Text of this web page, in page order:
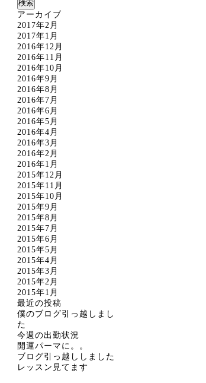
アーカイブ
2017年2月
2017年1月
2016年12月
2016年11月
2016年10月
2016年9月
2016年8月
2016年7月
2016年6月
2016年5月
2016年4月
2016年3月
2016年2月
2016年1月
2015年12月
2015年11月
2015年10月
2015年9月
2015年8月
2015年7月
2015年6月
2015年5月
2015年4月
2015年3月
2015年2月
2015年1月
最近の投稿
僕のブログ引っ越しまし
た
今週の出勤状況
開運パーマに。。
ブログ引っ越ししました
レッスン見てます